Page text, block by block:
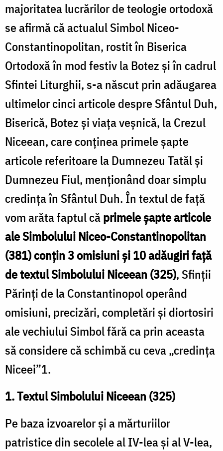
majoritatea lucrărilor de teologie ortodoxă
se afirmă că actualul Simbol Niceo-
Constantinopolitan, rostit în Biserica
Ortodoxă în mod festiv la Botez și în cadrul
Sfintei Liturghii, s-a născut prin adăugarea
ultimelor cinci articole despre Sfântul Duh,
Biserică, Botez și viața veșnică, la Crezul
Niceean, care conținea primele șapte
articole referitoare la Dumnezeu Tatăl și
Dumnezeu Fiul, menționând doar simplu
credința în Sfântul Duh. În textul de față
vom arăta faptul căprimele șapte articole
ale Simbolului Niceo-Constantinopolitan
(381) conțin 3 omisiuni și 10 adăugiri față
de textul Simbolului Niceean (325), Sfinții
Părinți de la Constantinopol operând
omisiuni, precizări, completări și diortosiri
ale vechiului Simbol fără ca prin aceasta
să considere că schimbă cu ceva „credința
Niceei”1.
1. Textul Simbolului Niceean (325)
Pe baza izvoarelor și a mărturiilor
patristice din secolele al IV-lea și al V-lea,